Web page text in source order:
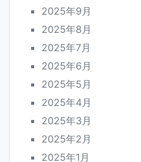
2025年9月
2025年8月
2025年7月
2025年6月
2025年5月
2025年4月
2025年3月
2025年2月
2025年1月